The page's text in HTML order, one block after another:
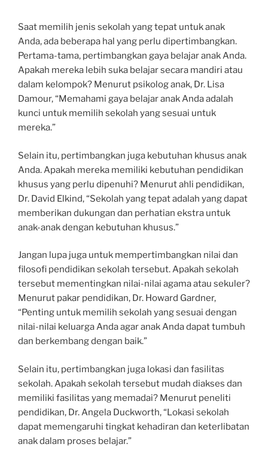
Saat memilih jenis sekolah yang tepat untuk anak
Anda, ada beberapa hal yang perlu dipertimbangkan.
Pertama-tama, pertimbangkan gaya belajar anak Anda.
Apakah mereka lebih suka belajar secara mandiri atau
dalam kelompok? Menurut psikolog anak, Dr. Lisa
Damour, “Memahami gaya belajar anak Anda adalah
kunci untuk memilih sekolah yang sesuai untuk
mereka.”
Selain itu, pertimbangkan juga kebutuhan khusus anak
Anda. Apakah mereka memiliki kebutuhan pendidikan
khusus yang perlu dipenuhi? Menurut ahli pendidikan,
Dr. David Elkind, “Sekolah yang tepat adalah yang dapat
memberikan dukungan dan perhatian ekstra untuk
anak-anak dengan kebutuhan khusus.”
Jangan lupa juga untuk mempertimbangkan nilai dan
filosofi pendidikan sekolah tersebut. Apakah sekolah
tersebut mementingkan nilai-nilai agama atau sekuler?
Menurut pakar pendidikan, Dr. Howard Gardner,
“Penting untuk memilih sekolah yang sesuai dengan
nilai-nilai keluarga Anda agar anak Anda dapat tumbuh
dan berkembang dengan baik.”
Selain itu, pertimbangkan juga lokasi dan fasilitas
sekolah. Apakah sekolah tersebut mudah diakses dan
memiliki fasilitas yang memadai? Menurut peneliti
pendidikan, Dr. Angela Duckworth, “Lokasi sekolah
dapat memengaruhi tingkat kehadiran dan keterlibatan
anak dalam proses belajar.”